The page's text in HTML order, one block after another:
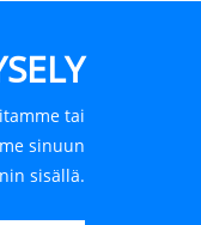
tai
sinuun
sisällä.